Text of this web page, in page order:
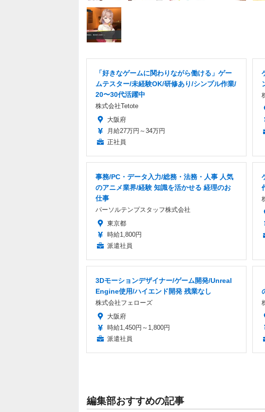
「好きなゲームに関わりながら働ける」ゲー
ムテスター/未経験OK/研修あり/シンプル作業/
20〜30代活躍中
株式会社Tetote
大阪府
月給27万円～34万円
正社員
事務/PC・データ入力/総務・法務・人事 人気
のアニメ業界/経験 知識を活かせる 経理のお
仕事
パーソルテンプスタッフ株式会社
東京都
時給1,800円
派遣社員
3Dモーションデザイナー/ゲーム開発/Unreal
Engine使用/ハイエンド開発 残業なし
株式会社フェローズ
大阪府
時給1,450円～1,800円
派遣社員
編集部おすすめの記事